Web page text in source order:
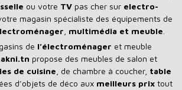
ou votre TV pas cher sur electro-
magasin spécialiste des équipements de
multimédia et meuble
de l’électroménager et meuble
propose des meubles de salon et
de cuisine , de chambre à coucher, table
d’objets de déco aux meilleurs prix tout